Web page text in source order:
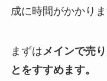
成に時間がかかりま
まずは メインで売
とをすすめます。